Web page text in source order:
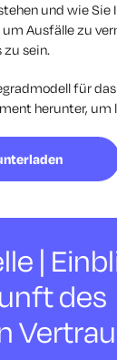
und wie Sie
um Ausfälle zu
zu sein.
für das
herunter, um
|
des